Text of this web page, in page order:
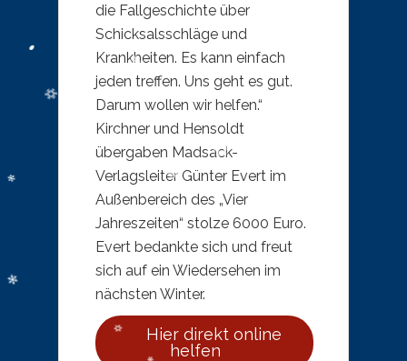
die Fallgeschichte über
Schicksalsschläge und
Krankheiten. Es kann einfach
jeden treffen. Uns geht es gut.
Darum wollen wir helfen.“
Kirchner und Hensoldt
übergaben Madsack-
Verlagsleiter Günter Evert im
Außenbereich des „Vier
Jahreszeiten“ stolze 6000 Euro.
Evert bedankte sich und freut
sich auf ein Wiedersehen im
nächsten Winter.
Hier direkt online
helfen